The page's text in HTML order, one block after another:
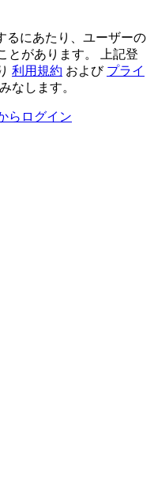
るにあたり、ユーザーの
とがあります。 上記登
利用規約 および プライ
なします。
らログイン